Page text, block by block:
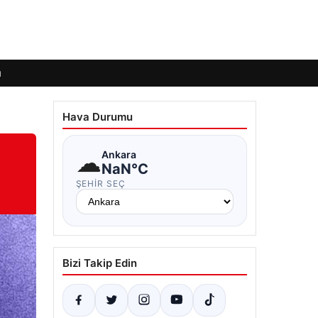
Hava Durumu
☁Ankara
NaN°C
ŞEHIR SEÇ
Bizi Takip Edin